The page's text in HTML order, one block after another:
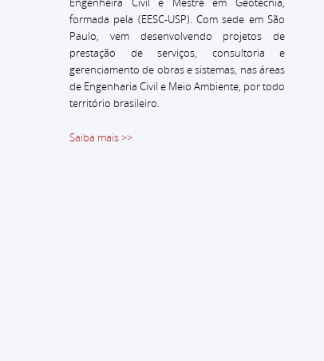
formada pela (EESC-USP). Com sede em São
Paulo, vem desenvolvendo projetos de
prestação de serviços, consultoria e
gerenciamento de obras e sistemas, nas áreas
de Engenharia Civil e Meio Ambiente, por todo
território brasileiro.
Saiba mais >>